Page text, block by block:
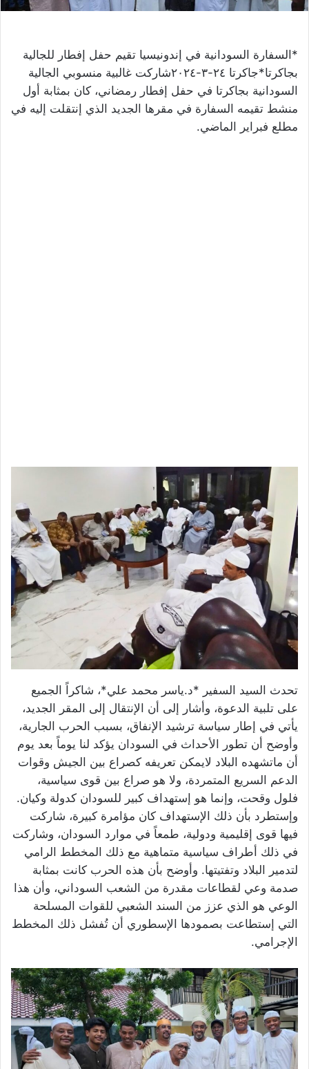
*السفارة السودانية في إندونيسيا تقيم حفل إفطار للجالية
بجاكرتا*جاكرتا ٢٤-٣-٢٠٢٤شاركت غالبية منسوبي الجالية
السودانية بجاكرتا في حفل إفطار رمضاني، كان بمثابة أول
منشط تقيمه السفارة في مقرها الجديد الذي إنتقلت إليه في
مطلع فبراير الماضي.
تحدث السيد السفير *د.ياسر محمد علي*، شاكراً الجميع
على تلبية الدعوة، وأشار إلى أن الإنتقال إلى المقر الجديد،
يأتي في إطار سياسة ترشيد الإنفاق، بسبب الحرب الجارية،
وأوضح أن تطور الأحداث في السودان يؤكد لنا يوماً بعد يوم
أن ماتشهده البلاد لايمكن تعريفه كصراع بين الجيش وقوات
الدعم السريع المتمردة، ولا هو صراع بين قوى سياسية،
فلول وقحت، وإنما هو إستهداف كبير للسودان كدولة وكيان.
وإستطرد بأن ذلك الإستهداف كان مؤامرة كبيرة، شاركت
فيها قوى إقليمية ودولية، طمعاً في موارد السودان، وشاركت
في ذلك أطراف سياسية متماهية مع ذلك المخطط الرامي
لتدمير البلاد وتفتيتها. وأوضح بأن هذه الحرب كانت بمثابة
صدمة وعي لقطاعات مقدرة من الشعب السوداني، وأن هذا
الوعي هو الذي عزز من السند الشعبي للقوات المسلحة
التي إستطاعت بصمودها الإسطوري أن تُفشل ذلك المخطط
الإجرامي.